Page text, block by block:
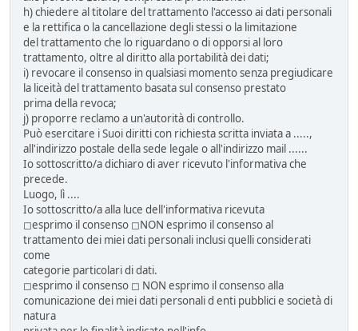
h) chiedere al titolare del trattamento l'accesso ai dati personali
e la rettifica o la cancellazione degli stessi o la limitazione
del trattamento che lo riguardano o di opporsi al loro
trattamento, oltre al diritto alla portabilità dei dati;
i) revocare il consenso in qualsiasi momento senza pregiudicare
la liceità del trattamento basata sul consenso prestato
prima della revoca;
j) proporre reclamo a un'autorità di controllo.
Può esercitare i Suoi diritti con richiesta scritta inviata a .....,
all'indirizzo postale della sede legale o all'indirizzo mail ......
Io sottoscritto/a dichiaro di aver ricevuto l'informativa che
precede.
Luogo, lì ....
Io sottoscritto/a alla luce dell'informativa ricevuta
◻esprimo il consenso ◻NON esprimo il consenso al
trattamento dei miei dati personali inclusi quelli considerati
come
categorie particolari di dati.
◻esprimo il consenso ◻ NON esprimo il consenso alla
comunicazione dei miei dati personali d enti pubblici e società di
natura